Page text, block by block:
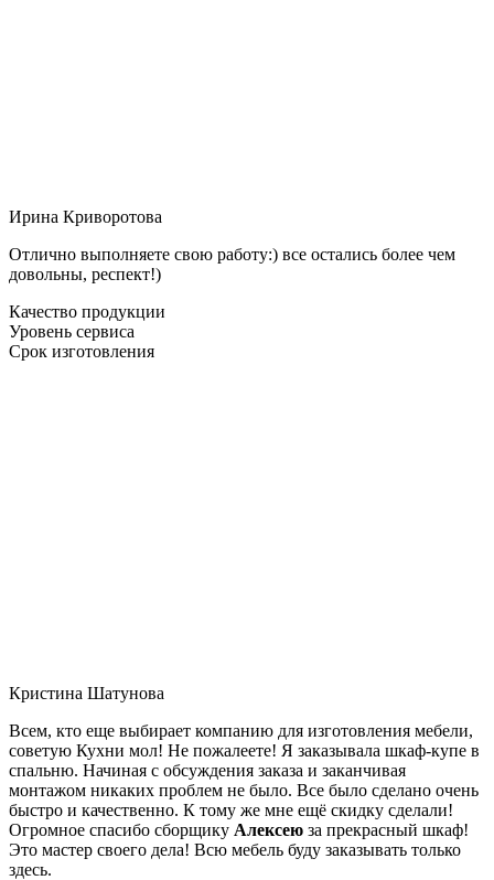
Ирина Криворотова
Отлично выполняете свою работу:) все остались более чем
довольны, респект!)
Качество продукции
Уровень сервиса
Срок изготовления
Кристина Шатунова
Всем, кто еще выбирает компанию для изготовления мебели,
советую Кухни мол! Не пожалеете! Я заказывала шкаф-купе в
спальню. Начиная с обсуждения заказа и заканчивая
монтажом никаких проблем не было. Все было сделано очень
быстро и качественно. К тому же мне ещё скидку сделали!
Огромное спасибо сборщику Алексею за прекрасный шкаф!
Это мастер своего дела! Всю мебель буду заказывать только
здесь.